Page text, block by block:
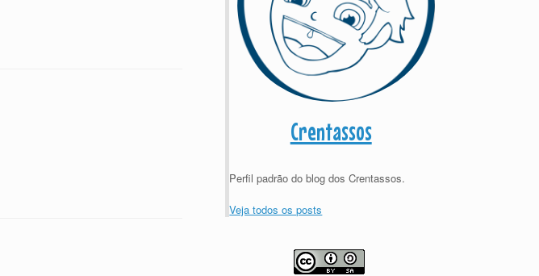
Crentassos
Perfil padrão do blog dos Crentassos.
Veja todos os posts